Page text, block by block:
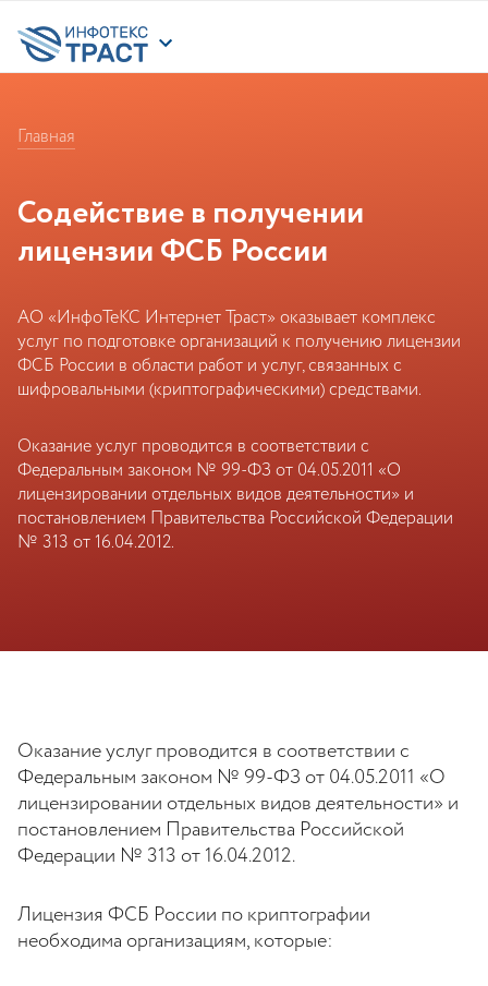
Главная
Содействие в получении
лицензии ФСБ России
АО «ИнфоТеКС Интернет Траст» оказывает комплекс
услуг по подготовке организаций к получению лицензии
ФСБ России в области работ и услуг, связанных с
шифровальными (криптографическими) средствами.
Оказание услуг проводится в соответствии с
Федеральным законом № 99-ФЗ от 04.05.2011 «О
лицензировании отдельных видов деятельности» и
постановлением Правительства Российской Федерации
№ 313 от 16.04.2012.
Оказание услуг проводится в соответствии с
Федеральным законом № 99-ФЗ от 04.05.2011 «О
лицензировании отдельных видов деятельности» и
постановлением Правительства Российской
Федерации № 313 от 16.04.2012.
Лицензия ФСБ России по криптографии
необходима организациям, которые: